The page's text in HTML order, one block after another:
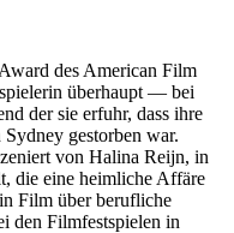
des American Film
überhaupt — bei
der sie erfuhr, dass ihre
gestorben war.
von Halina Reijn, in
die eine heimliche Affäre
Film über berufliche
den Filmfestspielen in